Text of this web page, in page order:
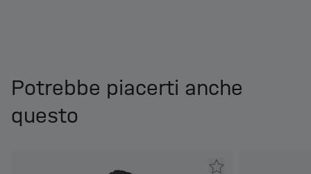
Potrebbe piacerti anche
questo